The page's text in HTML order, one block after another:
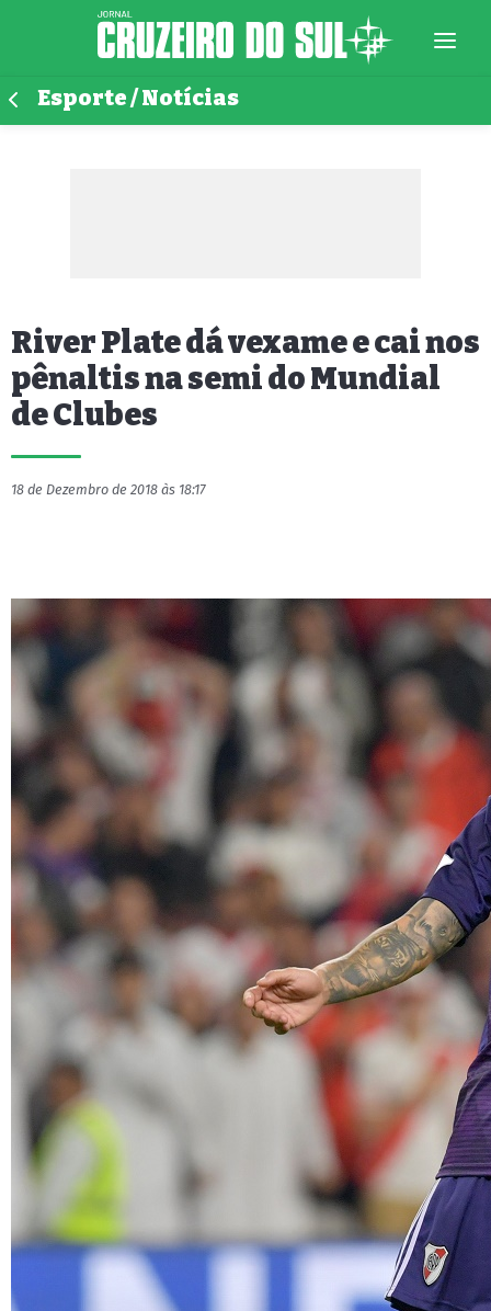
Esporte / Notícias
River Plate dá vexame e cai nos
pênaltis na semi do Mundial
de Clubes
18 de Dezembro de 2018 às 18:17